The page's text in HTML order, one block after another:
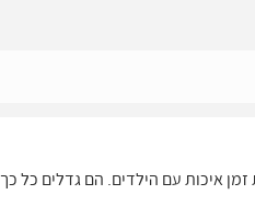
איכות עם הילדים. הם גדלים כל